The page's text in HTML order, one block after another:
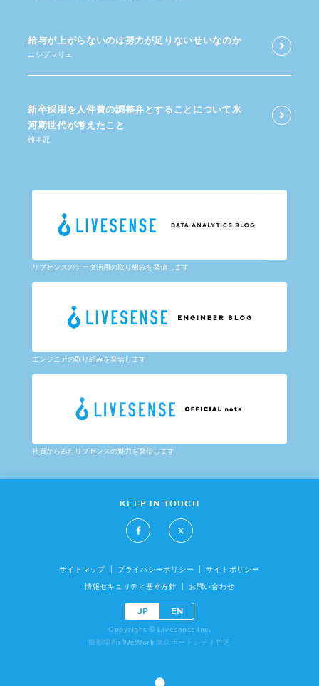
給与が​上がらないのは​努力が​足りないせいなのか
ニシブマリエ
新卒採用を​人件費の​調整弁と​する​ことに​ついて​氷
河期世代が​考えた​こと
楠本匠
リブセンスのデータ活用の取り組みを発信します
エンジニアの取り組みを発信します
社員からみたリブセンスの魅力を発信します
KEEP IN TOUCH
サイトマップ プライバシーポリシー サイトポリシー
情報セキュリティ基本方針 お問い合わせ
JP EN
Copyright © Livesense Inc.
撮影場所: WeWork 東京ポートシティ竹芝